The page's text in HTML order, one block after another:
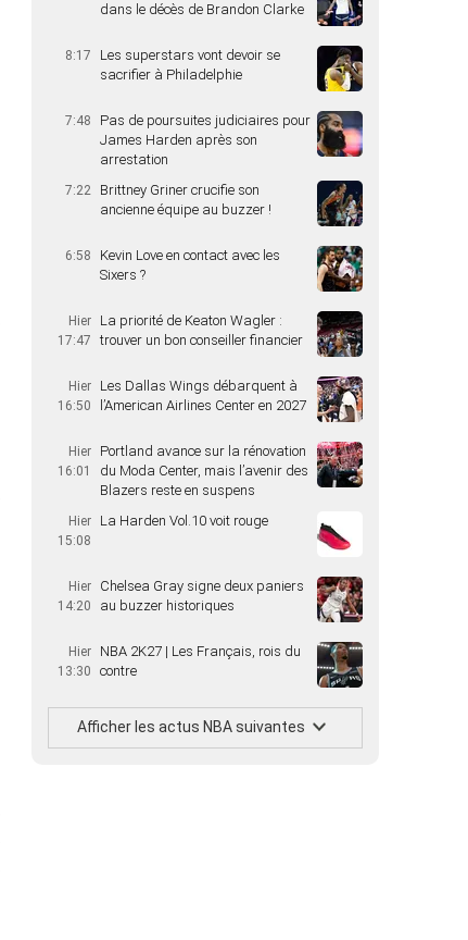
dans le décès de Brandon Clarke
8:17
Les superstars vont devoir se
sacrifier à Philadelphie
7:48
Pas de poursuites judiciaires pour
James Harden après son
arrestation
7:22
Brittney Griner crucifie son
ancienne équipe au buzzer !
6:58
Kevin Love en contact avec les
Sixers ?
Hier
17:47
La priorité de Keaton Wagler :
trouver un bon conseiller financier
Hier
16:50
Les Dallas Wings débarquent à
l’American Airlines Center en 2027
Hier
16:01
Portland avance sur la rénovation
du Moda Center, mais l’avenir des
Blazers reste en suspens
Hier
15:08
La Harden Vol.10 voit rouge
Hier
14:20
Chelsea Gray signe deux paniers
au buzzer historiques
Hier
13:30
NBA 2K27 | Les Français, rois du
contre
Afficher les actus NBA suivantes